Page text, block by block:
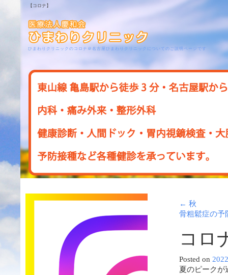
【コロナ】
ひまわりクリニックのコロナ＠名古屋ひまわりクリニックについてのご説明ページです
← 秋
骨粗鬆症の予
コロ
Posted on
夏のピークが